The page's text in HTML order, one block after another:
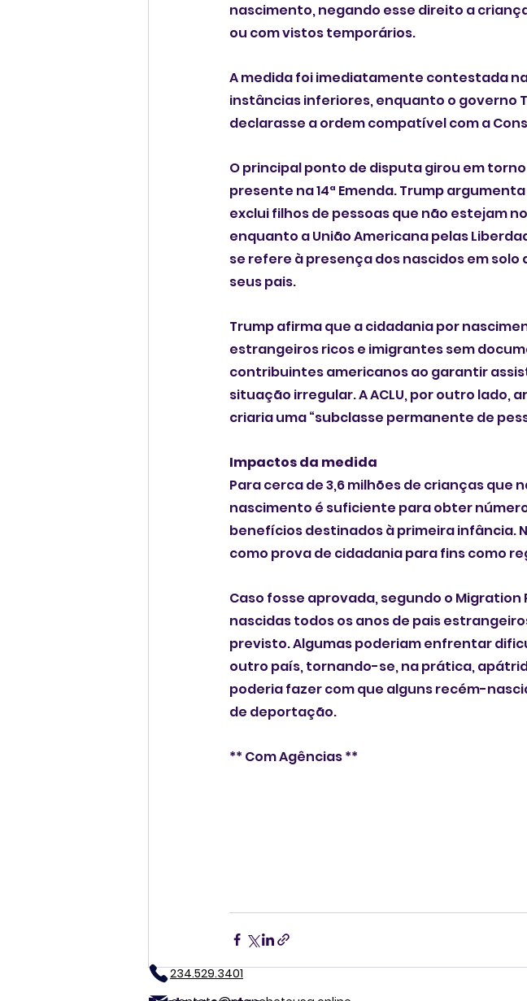
nascimento, negando esse direito a
ou com vistos temporários.
A medida foi imediatamente contestada
instâncias inferiores, enquanto o governo
declarasse a ordem compatível com a
O principal ponto de disputa girou em
presente na 14ª Emenda. Trump
exclui filhos de pessoas que não estejam
enquanto a União Americana pelas
se refere à presença dos nascidos em
seus pais.
Trump afirma que a cidadania por
estrangeiros ricos e imigrantes sem
contribuintes americanos ao garantir
situação irregular. A ACLU, por outro lado,
criaria uma “subclasse permanente de
Impactos da medida
Para cerca de 3,6 milhões de crianças que
nascimento é suficiente para obter
benefícios destinados à primeira infância.
como prova de cidadania para fins como
Caso fosse aprovada, segundo o
nascidas todos os anos de pais
previsto. Algumas poderiam enfrentar
outro país, tornando-se, na prática,
poderia fazer com que alguns recém-
de deportação.
** Com Agências **
234.529.3401